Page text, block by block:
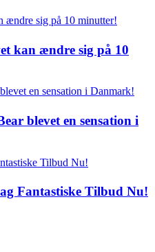
kan ændre sig på 10
blevet en sensation i
Fantastiske Tilbud Nu!